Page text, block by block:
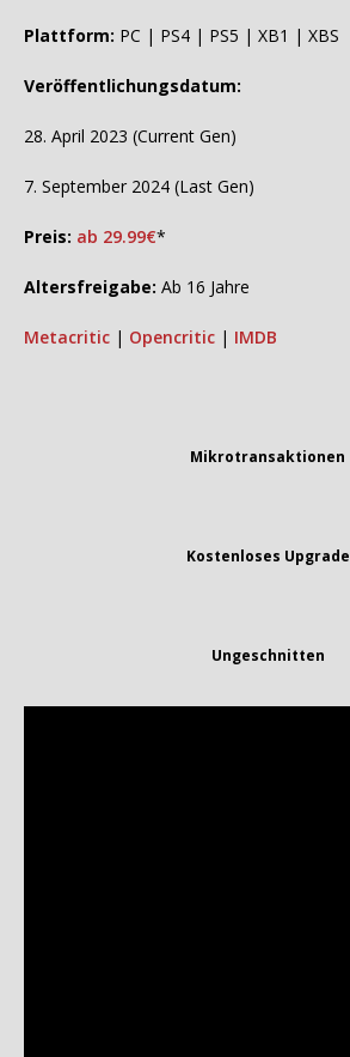
Plattform: PC | PS4 | PS5 | XB1 | XBS
Veröffentlichungsdatum:
28. April 2023 (Current Gen)
7. September 2024 (Last Gen)
Preis: ab 29.99€*
Altersfreigabe: Ab 16 Jahre
Metacritic | Opencritic | IMDB
Mikrotransaktionen
Kostenloses Upgrade
Ungeschnitten